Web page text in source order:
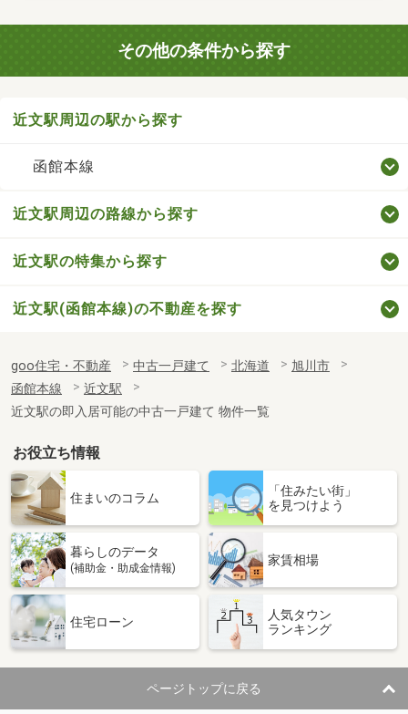
その他の条件から探す
近文駅周辺の駅から探す
函館本線
近文駅周辺の路線から探す
近文駅の特集から探す
近文駅(函館本線)の不動産を探す
goo住宅・不動産 中古一戸建て 北海道
旭川市
函館本線
近文駅
近文駅の即入居可能の中古一戸建て 物件一覧
お役立ち情報
住まいのコラム
「住みたい街」
を見つけよう
暮らしのデータ
(補助金・助成金情報)
家賃相場
住宅ローン
人気タウン
ランキング
ページトップに戻る